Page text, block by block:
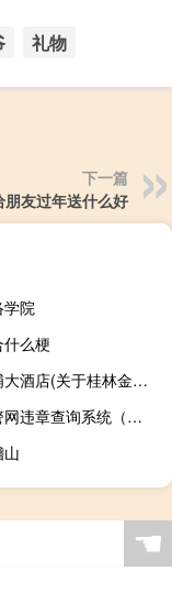
礼物
下一篇
朋友过年送什么好
院
么梗
桂林金埔大酒店(关于桂林金埔大酒店的简介)
德州交警网违章查询系统（德州交警网违章查询）
☚